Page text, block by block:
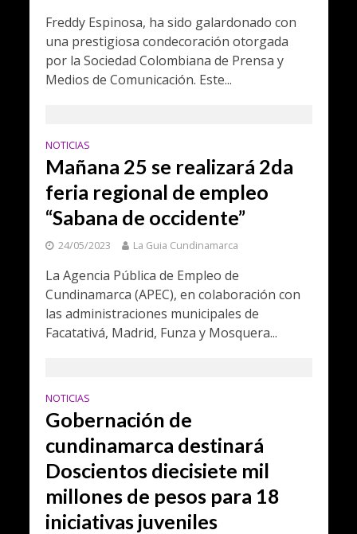
Freddy Espinosa, ha sido galardonado con
una prestigiosa condecoración otorgada
por la Sociedad Colombiana de Prensa y
Medios de Comunicación. Este...
NOTICIAS
Mañana 25 se realizará 2da
feria regional de empleo
“Sabana de occidente”
24/05/2023 La Guia Cundinamarca
La Agencia Pública de Empleo de
Cundinamarca (APEC), en colaboración con
las administraciones municipales de
Facatativá, Madrid, Funza y Mosquera...
NOTICIAS
Gobernación de
cundinamarca destinará
Doscientos diecisiete mil
millones de pesos para 18
iniciativas juveniles